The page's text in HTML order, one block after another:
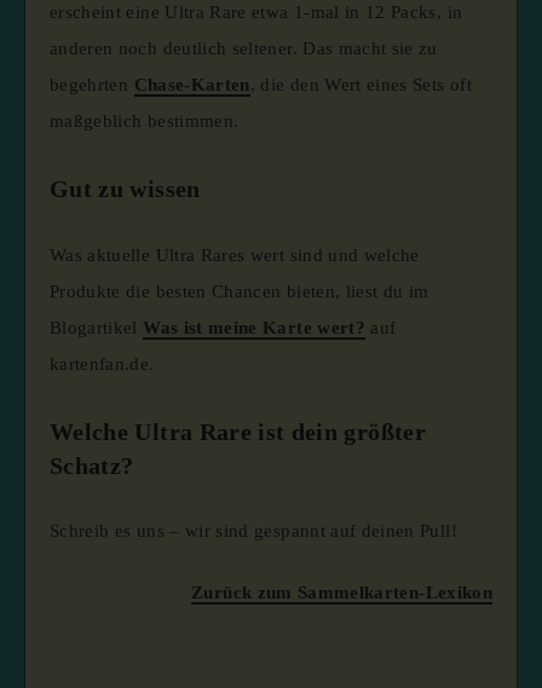
erscheint eine Ultra Rare etwa 1-mal in 12 Packs, in
anderen noch deutlich seltener. Das macht sie zu
begehrten Chase-Karten, die den Wert eines Sets oft
maßgeblich bestimmen.
Gut zu wissen
Was aktuelle Ultra Rares wert sind und welche
Produkte die besten Chancen bieten, liest du im
Blogartikel Was ist meine Karte wert? auf
kartenfan.de.
Welche Ultra Rare ist dein größter
Schatz?
Schreib es uns – wir sind gespannt auf deinen Pull!
Zurück zum Sammelkarten-Lexikon